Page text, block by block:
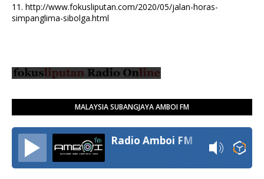
11. http://www.fokusliputan.com/2020/05/jalan-horas-
simpanglima-sibolga.html
MALAYSIA SUBANGJAYA AMBOI FM
Radio Amboi FM